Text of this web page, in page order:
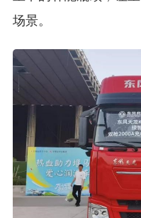
场景。